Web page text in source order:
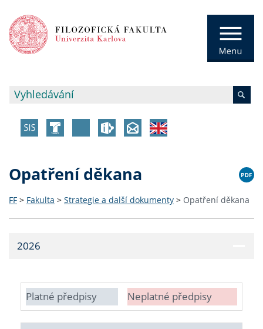
Opatření děkana
FF > Fakulta > Strategie a další dokumenty > Opatření děkana
2026
Platné předpisy Neplatné předpisy